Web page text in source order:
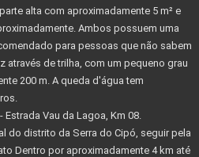
alta com aproximadamente 5 m² e
Ambos possuem uma
para pessoas que não sabem
através de trilha, com um pequeno grau
200 m. A queda d'água tem
Vau da Lagoa, Km 08.
do distrito da Serra do Cipó, seguir pela
Dentro por aproximadamente 4 km até